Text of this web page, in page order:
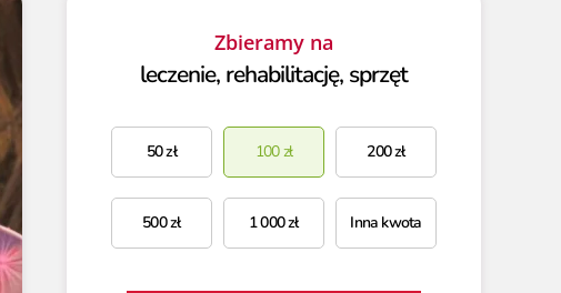
Zbieramy na
leczenie, rehabilitację, sprzęt
50zł 100zł 200zł
500zł 1 000zł Inna kwota